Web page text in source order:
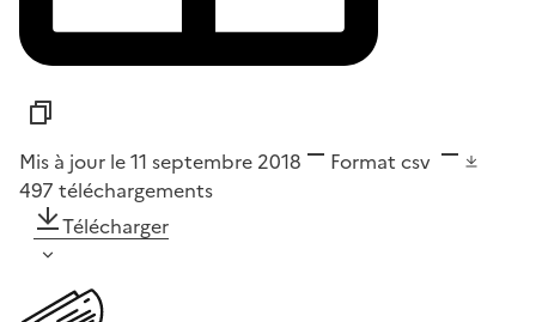
Mis à jour le 11 septembre 2018 Format csv
497 téléchargements
Télécharger